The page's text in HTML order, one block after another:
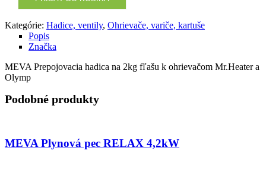
Kategórie: Hadice, ventily, Ohrievače, variče, kartuše
Popis
Značka
MEVA Prepojovacia hadica na 2kg fľašu k ohrievačom Mr.Heater a
Olymp
Podobné produkty
MEVA Plynová pec RELAX 4,2kW